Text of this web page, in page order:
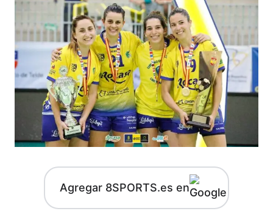
Agregar 8SPORTS.es en